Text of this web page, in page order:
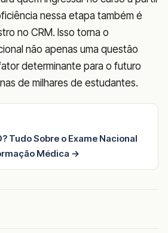
nessa etapa também é
no CRM. Isso torna o
não apenas uma questão
determinante para o futuro
de milhares de estudantes.
Tudo Sobre o Exame Nacional
Médica →